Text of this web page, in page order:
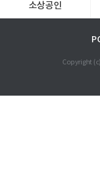
소상공인
Copyright